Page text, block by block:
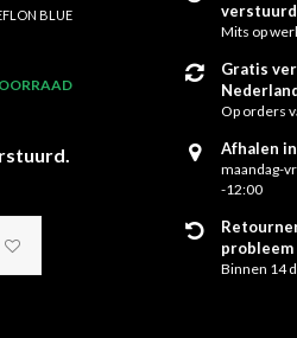
BLUE
Mits op
Gratis
Op orders
Afhalen
maandag-
-12:00
probleem
Binnen 14